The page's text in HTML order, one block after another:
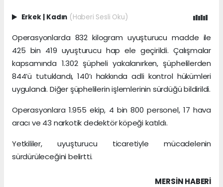
Erkek | Kadın (Haberi Sesli Oku)
Operasyonlarda 832 kilogram uyuşturucu madde ile
425 bin 419 uyuşturucu hap ele geçirildi. Çalışmalar
kapsamında 1.302 şüpheli yakalanırken, şüphelilerden
844’ü tutuklandı, 140’ı hakkında adli kontrol hükümleri
uygulandı. Diğer şüphelilerin işlemlerinin sürdüğü bildirildi.
Operasyonlara 1.955 ekip, 4 bin 800 personel, 17 hava
aracı ve 43 narkotik dedektör köpeği katıldı.
Yetkililer, uyuşturucu ticaretiyle mücadelenin
sürdürüleceğini belirtti.
MERSIN HABERİ